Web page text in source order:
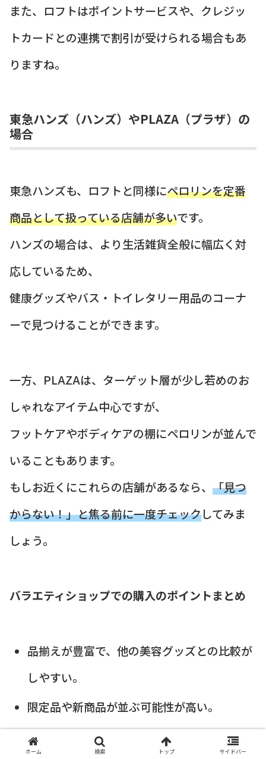
また、ロフトはポイントサービスや、クレジッ
トカードとの連携で割引が受けられる場合もあ
りますね。
東急ハンズ（ハンズ）やPLAZA（プラザ）の
場合
東急ハンズも、ロフトと同様にペロリンを定番
商品として扱っている店舗が多いです。
ハンズの場合は、より生活雑貨全般に幅広く対
応しているため、
健康グッズやバス・トイレタリー用品のコーナ
ーで見つけることができます。
一方、PLAZAは、ターゲット層が少し若めのお
しゃれなアイテム中心ですが、
フットケアやボディケアの棚にペロリンが並んで
いることもあります。
もしお近くにこれらの店舗があるなら、 「見つ
からない！」と焦る前に一度チェックしてみま
しょう。
バラエティショップでの購入のポイントまとめ
品揃えが豊富で、他の美容グッズとの比較が
しやすい。
限定品や新商品が並ぶ可能性が高い。
価格は基本的に
となることが多い。
ホーム 検索 トップ サイドバー